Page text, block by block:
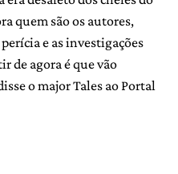
quem são os autores,
e as investigações
de agora é que vão
o major Tales ao Portal